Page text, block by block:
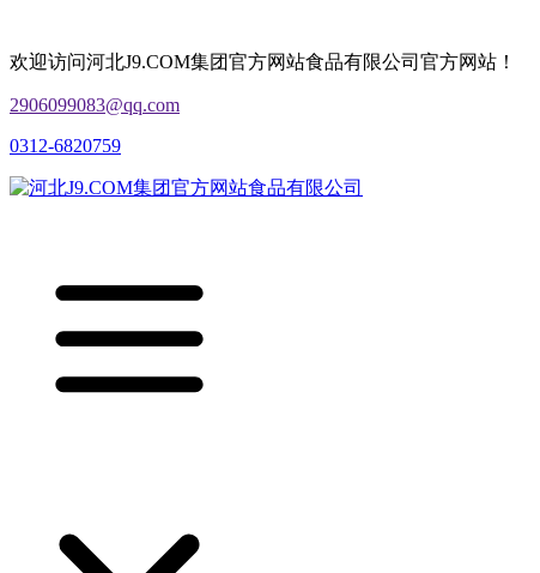
欢迎访问河北J9.COM集团官方网站食品有限公司官方网站！
2906099083@qq.com
0312-6820759